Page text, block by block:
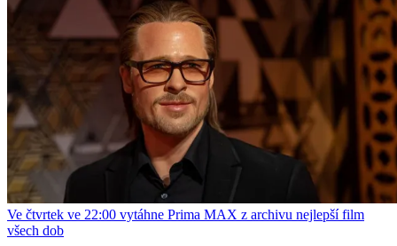
Ve čtvrtek ve 22:00 vytáhne Prima MAX z archivu nejlepší film
všech dob